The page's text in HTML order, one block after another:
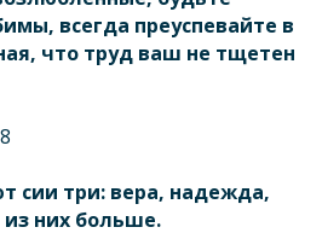
всегда преуспевайте в
что труд ваш не тщетен
сии три: вера, надежда,
них больше.